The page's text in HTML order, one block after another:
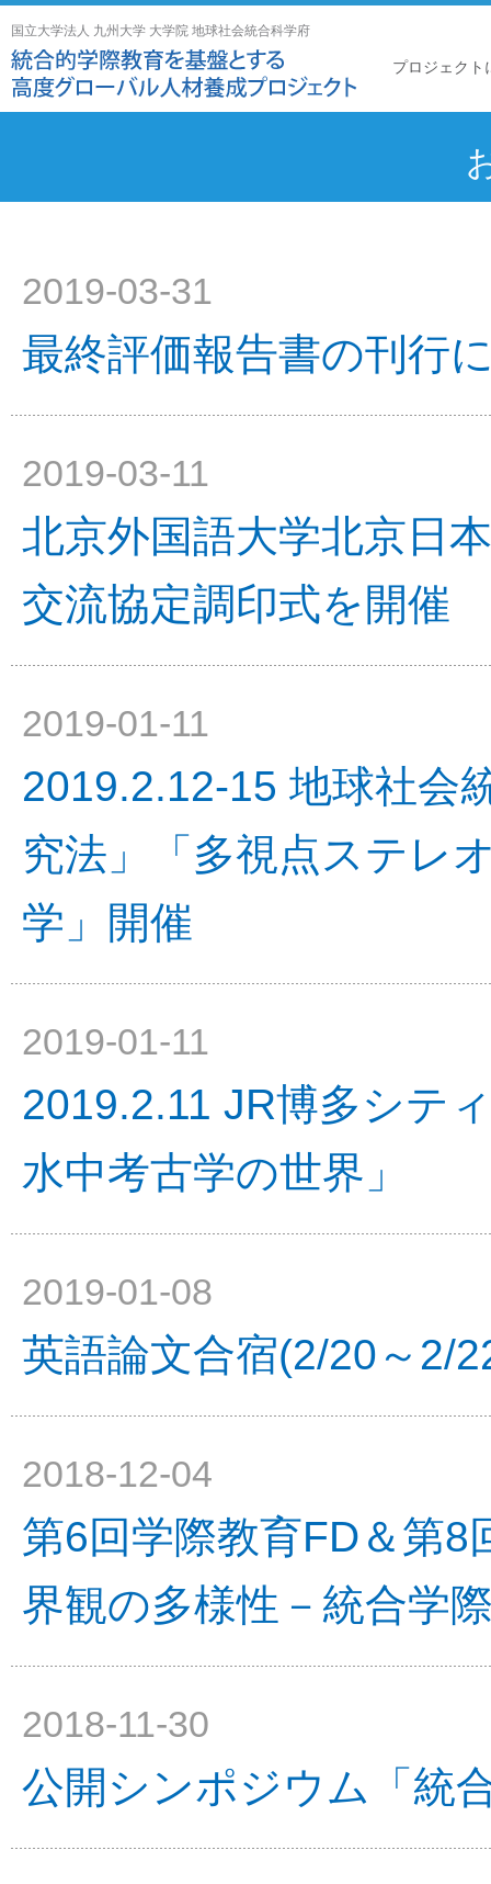
国立大学法人 九州大学 大学院 地球社会統合科学府
プロジェクト
2019-03-31
最終評価報告書の刊行
2019-03-11
北京外国語大学北京日
交流協定調印式を開催
2019-01-11
2019.2.12-15 地球社会
究法」「多視点ステレ
学」開催
2019-01-11
2019.2.11 JR博多シテ
水中考古学の世界」
2019-01-08
英語論文合宿(2/20～2/
2018-12-04
第6回学際教育FD＆第8
界観の多様性－統合学
2018-11-30
公開シンポジウム「統